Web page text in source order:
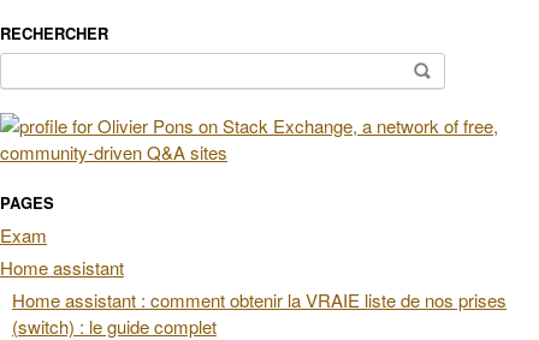
RECHERCHER
PAGES
Exam
Home assistant
Home assistant : comment obtenir la VRAIE liste de nos prises
(switch) : le guide complet